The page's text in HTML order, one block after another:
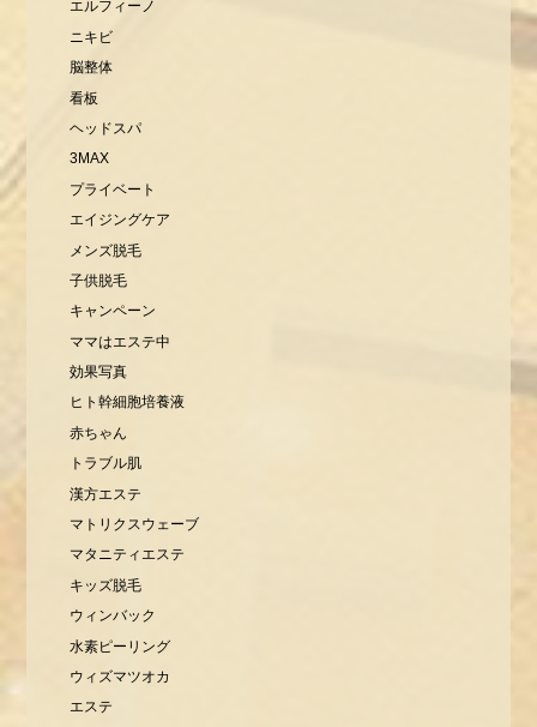
エルフィーノ
ニキビ
脳整体
看板
ヘッドスパ
3MAX
プライベート
エイジングケア
メンズ脱毛
子供脱毛
キャンペーン
ママはエステ中
効果写真
ヒト幹細胞培養液
赤ちゃん
トラブル肌
漢方エステ
マトリクスウェーブ
マタニティエステ
キッズ脱毛
ウィンバック
水素ピーリング
ウィズマツオカ
エステ